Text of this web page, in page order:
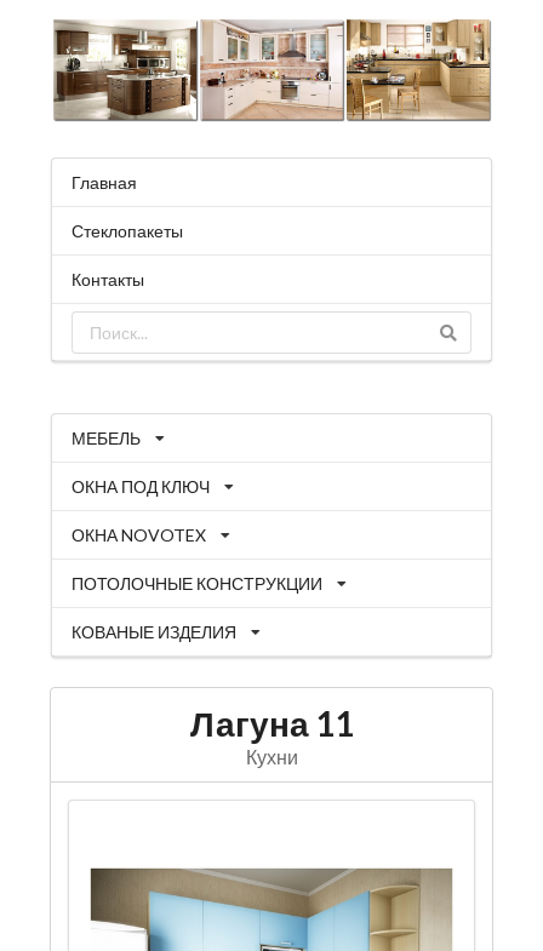
Главная
Стеклопакеты
Контакты
МЕБЕЛЬ
ОКНА ПОД КЛЮЧ
ОКНА NOVOTEX
ПОТОЛОЧНЫЕ КОНСТРУКЦИИ
КОВАНЫЕ ИЗДЕЛИЯ
Лагуна 11
Кухни